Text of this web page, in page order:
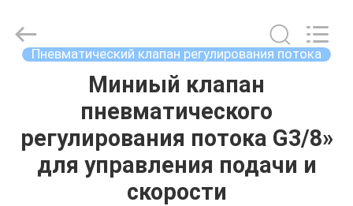
ПРОДУКТЫ
РОЛИКИ
FLUID
AUTOMATIC
CONTROL
CO.,LTD.
Пневматический клапан регулирования потока
Миниый клапан
пневматического
регулирования потока G3/8»
для управления подачи и
скорости